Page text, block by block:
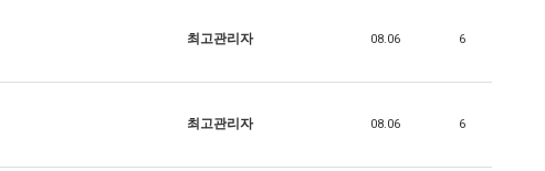
최고관리자 08.06 6
최고관리자 08.06 6